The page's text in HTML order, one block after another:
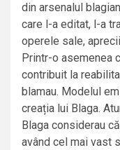
din arsenalul
care l-a editat, l-a
operele sale,
Printr-o asemenea
contribuit la
blamau. Modelul
creația lui Blaga.
Blaga considerau
având cel mai vast